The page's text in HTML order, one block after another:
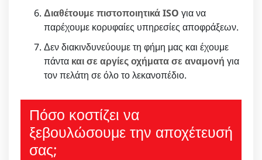
Διαθέτουμε πιστοποιητικά ISO για να
παρέχουμε κορυφαίες υπηρεσίες αποφράξεων.
Δεν διακινδυνεύουμε τη φήμη μας και έχουμε
πάντα και σε αργίες οχήματα σε αναμονή για
τον πελάτη σε όλο το λεκανοπέδιο.
Πόσο κοστίζει να
ξεβουλώσουμε την αποχέτευσή
σας;